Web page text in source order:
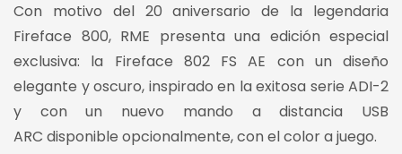
Con motivo del 20 aniversario de la legendaria
Fireface 800, RME presenta una edición especial
exclusiva: la Fireface 802 FS AE con un diseño
elegante y oscuro, inspirado en la exitosa serie ADI-2
y con un nuevo mando a distancia USB
ARC disponible opcionalmente, con el color a juego.